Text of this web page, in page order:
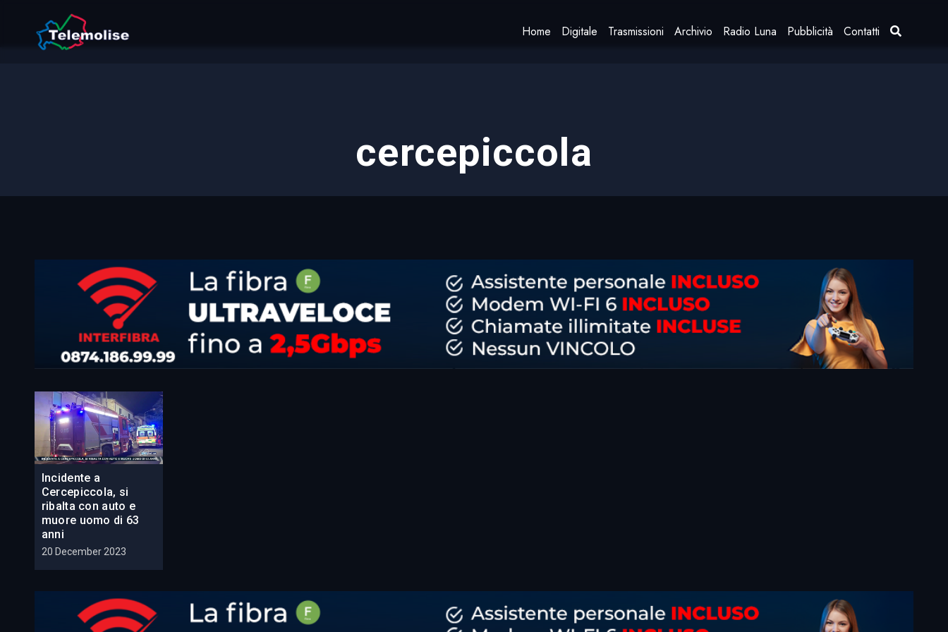
Home Digitale Trasmissioni Archivio Radio Luna Pubblicità Contatti
cercepiccola
Incidente a
Cercepiccola, si
ribalta con auto e
muore uomo di 63
anni
20 December 2023